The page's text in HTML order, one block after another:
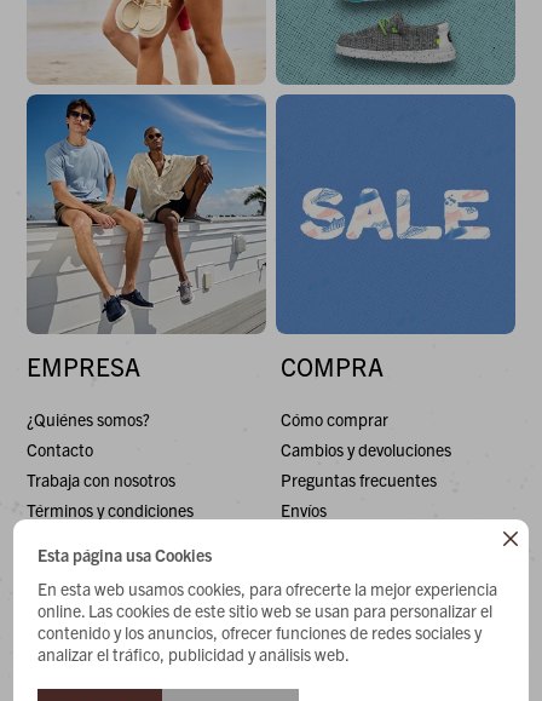

Esta página usa Cookies
En esta web usamos cookies, para ofrecerte la mejor experiencia
online. Las cookies de este sitio web se usan para personalizar el
contenido y los anuncios, ofrecer funciones de redes sociales y
analizar el tráfico, publicidad y análisis web.
EMPRESA
¿Quiénes somos?
Contacto
Trabaja con nosotros
Términos y condiciones
COMPRA
Cómo comprar
Cambios y devoluciones
Preguntas frecuentes
Envíos
CONTACTO
Whatsapp: 091487180
Teléfono: 27169991
Lunes a jueves de 9:00 a 13:00 y de 14:00 a 17:45, viernes de